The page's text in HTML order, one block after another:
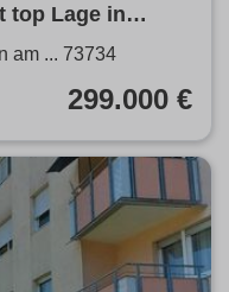
top Lage in
am ... 73734
299.000 €